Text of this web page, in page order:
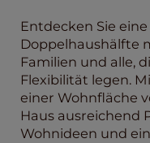
Entdecken Sie
Doppelhaushälfte
Familien und alle,
Flexibilität legen.
einer Wohnfläche
Haus ausreichend
Wohnideen und